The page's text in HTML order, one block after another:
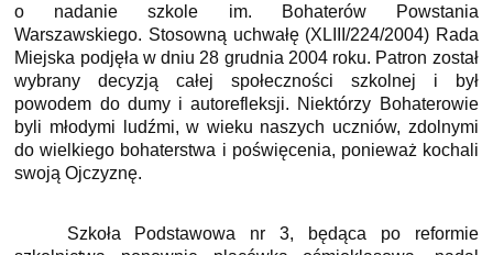
o nadanie szkole im. Bohaterów Powstania
Warszawskiego. Stosowną uchwałę (XLIII/224/2004) Rada
Miejska podjęła w dniu 28 grudnia 2004 roku. Patron został
wybrany decyzją całej społeczności szkolnej i był
powodem do dumy i autorefleksji. Niektórzy Bohaterowie
byli młodymi ludźmi, w wieku naszych uczniów, zdolnymi
do wielkiego bohaterstwa i poświęcenia, ponieważ kochali
swoją Ojczyznę.
Szkoła Podstawowa nr 3, będąca po reformie